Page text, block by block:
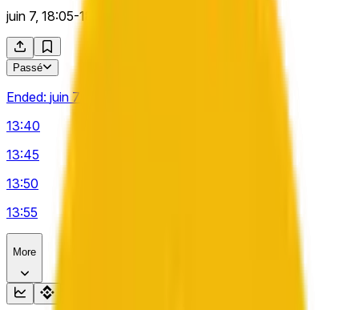
juin 7, 18:05-18:10 ET
Passé
Ended: juin 7
13:40
13:45
13:50
13:55
More